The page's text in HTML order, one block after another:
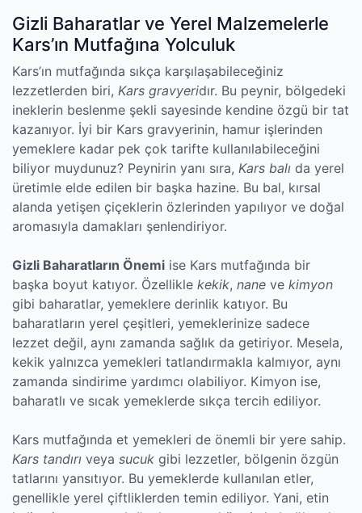
Gizli Baharatlar ve Yerel Malzemelerle
Kars’ın Mutfağına Yolculuk
Kars’ın mutfağında sıkça karşılaşabileceğiniz
lezzetlerden biri, Kars gravyeridır. Bu peynir, bölgedeki
ineklerin beslenme şekli sayesinde kendine özgü bir tat
kazanıyor. İyi bir Kars gravyerinin, hamur işlerinden
yemeklere kadar pek çok tarifte kullanılabileceğini
biliyor muydunuz? Peynirin yanı sıra, Kars balı da yerel
üretimle elde edilen bir başka hazine. Bu bal, kırsal
alanda yetişen çiçeklerin özlerinden yapılıyor ve doğal
aromasıyla damakları şenlendiriyor.
Gizli Baharatların Önemi ise Kars mutfağında bir
başka boyut katıyor. Özellikle kekik, nane ve kimyon
gibi baharatlar, yemeklere derinlik katıyor. Bu
baharatların yerel çeşitleri, yemeklerinize sadece
lezzet değil, aynı zamanda sağlık da getiriyor. Mesela,
kekik yalnızca yemekleri tatlandırmakla kalmıyor, aynı
zamanda sindirime yardımcı olabiliyor. Kimyon ise,
baharatlı ve sıcak yemeklerde sıkça tercih ediliyor.
Kars mutfağında et yemekleri de önemli bir yere sahip.
Kars tandırı veya sucuk gibi lezzetler, bölgenin özgün
tatlarını yansıtıyor. Bu yemeklerde kullanılan etler,
genellikle yerel çiftliklerden temin ediliyor. Yani, etin